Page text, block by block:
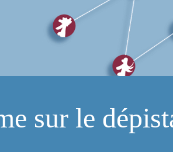
sur le